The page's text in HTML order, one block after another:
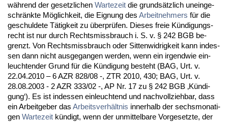
während der ge­setz­li­chen War­te­zeit die grundsätz­lich un­ein­ge­
schränk­te Möglich­keit, die Eig­nung des Ar­beit­neh­mers für die
ge­schul­de­te Tätig­keit zu über­prüfen. Die­ses freie Kündi­gungs­
recht ist nur durch Rechts­miss­brauch i. S. v. § 242 BGB be­
grenzt. Von Rechts­miss­brauch oder Sit­ten­wid­rig­keit kann in­des­
sen dann nicht aus­ge­gan­gen wer­den, wenn ein ir­gend­wie ein­
leuch­ten­der Grund für die Kündi­gung be­steht (BAG, Urt. v.
22.04.2010 – 6 AZR 828/08 -, ZTR 2010, 430; BAG, Urt. v.
28.08.2003 - 2 AZR 333/02 -, AP Nr. 17 zu § 242 BGB ‚Kündi­
gung‘). Es ist in­des­sen ein­leuch­tend und nach­voll­zieh­bar, dass
ein Ar­beit­ge­ber das Ar­beits­verhält­nis in­ner­halb der sechs­mo­na­ti­
gen War­te­zeit kündigt, wenn der un­mit­tel­ba­re Vor­ge­setz­te, der